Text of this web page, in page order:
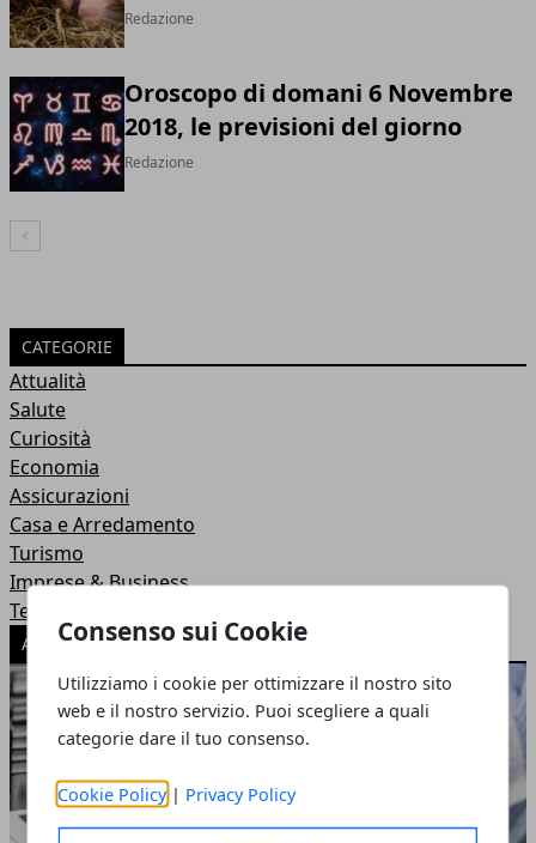
Consenso sui Cookie
Utilizziamo i cookie per ottimizzare il nostro sito
web e il nostro servizio. Puoi scegliere a quali
categorie dare il tuo consenso.
Cookie Policy | Privacy Policy
Redazione
Oroscopo di domani 6 Novembre
2018, le previsioni del giorno
Redazione
Articolo Precedente
CATEGORIE
Attualità
Salute
Curiosità
Economia
Assicurazioni
Casa e Arredamento
Turismo
Imprese & Business
Tecnologia
ARTICOLI POPOLARI